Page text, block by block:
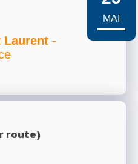
Laurent -
MAI
route)